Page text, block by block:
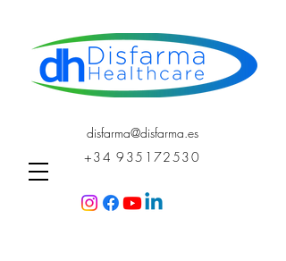
disfarma@disfarma.es
+34 935172530